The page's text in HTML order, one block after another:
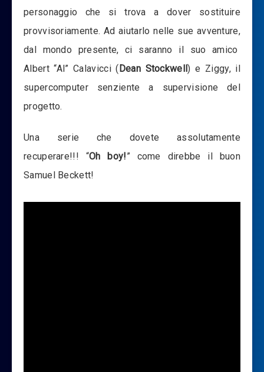
personaggio che si trova a dover sostituire
provvisoriamente. Ad aiutarlo nelle sue avventure,
dal mondo presente, ci saranno il suo amico
Albert “Al” Calavicci ( Dean Stockwell) e Ziggy, il
supercomputer senziente a supervisione del
progetto.
Una serie che dovete assolutamente
recuperare!!! “Oh boy!” come direbbe il buon
Samuel Beckett!